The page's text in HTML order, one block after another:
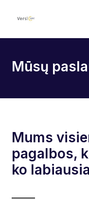
Mūsų
Mums
pagalbos,
ko